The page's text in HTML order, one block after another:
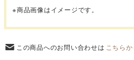
※商品画像はイメージです。
この商品へのお問い合わせは こちらか